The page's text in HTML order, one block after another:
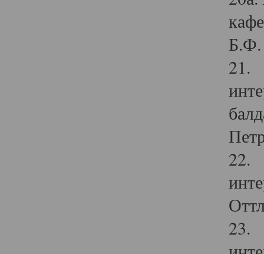
Б.Ф.
21.
22.
23.